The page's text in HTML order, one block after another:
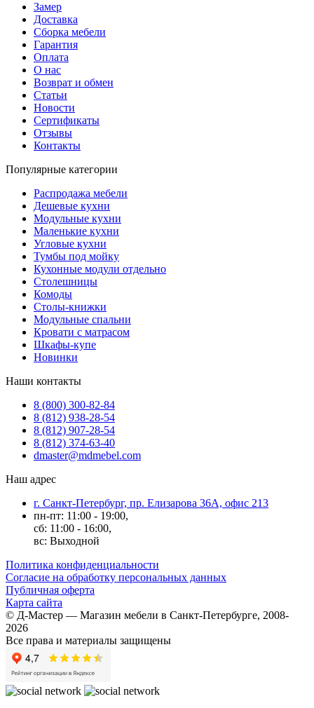
Замер
Доставка
Сборка мебели
Гарантия
Оплата
О нас
Возврат и обмен
Статьи
Новости
Сертификаты
Отзывы
Контакты
Популярные категории
Распродажа мебели
Дешевые кухни
Модульные кухни
Маленькие кухни
Угловые кухни
Тумбы под мойку
Кухонные модули отдельно
Столешницы
Комоды
Столы-книжки
Модульные спальни
Кровати с матрасом
Шкафы-купе
Новинки
Наши контакты
8 (800) 300-82-84
8 (812) 938-28-54
8 (812) 907-28-54
8 (812) 374-63-40
dmaster@mdmebel.com
Наш адрес
г. Санкт-Петербург, пр. Елизарова 36А, офис 213
пн-пт: 11:00 - 19:00,
сб: 11:00 - 16:00,
вс: Выходной
Политика конфиденциальности
Согласие на обработку персональных данных
Публичная оферта
Карта сайта
© Д-Мастер — Магазин мебели в Санкт-Петербурге, 2008-
2026
Все права и материалы защищены